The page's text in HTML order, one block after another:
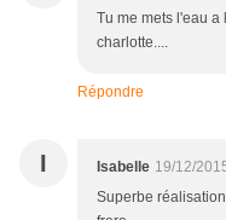
Tu me mets l'eau
charlotte....
Répondre
I Isabelle 19/12/
Superbe